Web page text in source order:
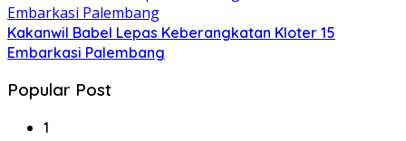
Kakanwil Babel Lepas Keberangkatan Kloter 15
Embarkasi Palembang
Popular Post
1